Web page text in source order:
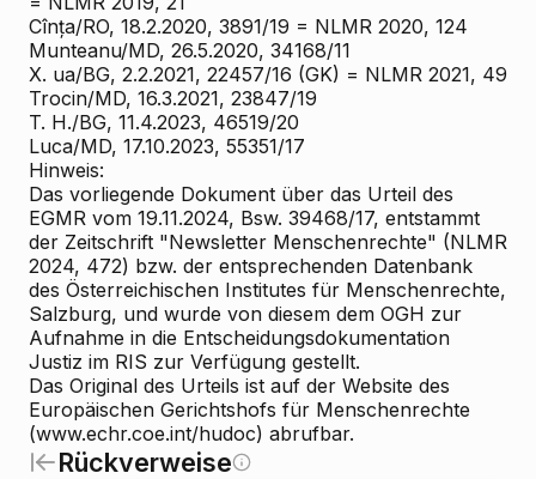
Cînța/RO, 18.2.2020, 3891/19 = NLMR 2020, 124
Munteanu/MD, 26.5.2020, 34168/11
X. ua/BG, 2.2.2021, 22457/16 (GK) = NLMR 2021, 49
Trocin/MD, 16.3.2021, 23847/19
T. H./BG, 11.4.2023, 46519/20
Luca/MD, 17.10.2023, 55351/17
Hinweis:
Das vorliegende Dokument über das Urteil des
EGMR vom 19.11.2024, Bsw. 39468/17, entstammt
der Zeitschrift "Newsletter Menschenrechte" (NLMR
2024, 472) bzw. der entsprechenden Datenbank
des Österreichischen Institutes für Menschenrechte,
Salzburg, und wurde von diesem dem OGH zur
Aufnahme in die Entscheidungsdokumentation
Justiz im RIS zur Verfügung gestellt.
Das Original des Urteils ist auf der Website des
Europäischen Gerichtshofs für Menschenrechte
(www.echr.coe.int/hudoc) abrufbar.
Rückverweise